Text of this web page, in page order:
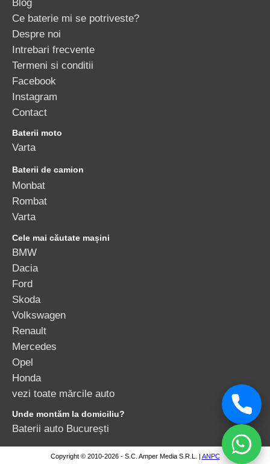
Blog
Ce baterie mi se potriveste?
Despre noi
Intrebari frecvente
Termeni si conditii
Facebook
Instagram
Contact
Baterii moto
Varta
Baterii de camion
Monbat
Rombat
Varta
Cele mai căutate mașini
BMW
Dacia
Ford
Skoda
Volkswagen
Renault
Mercedes
Opel
Honda
vezi toate mărcile auto
Unde montăm la domiciliu?
Baterii auto București
Copyright © 2010-2026 - S.C. Amper Media S.R.L. | ANPC